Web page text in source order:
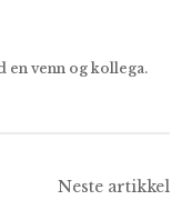
en venn og kollega.
Neste artikkel